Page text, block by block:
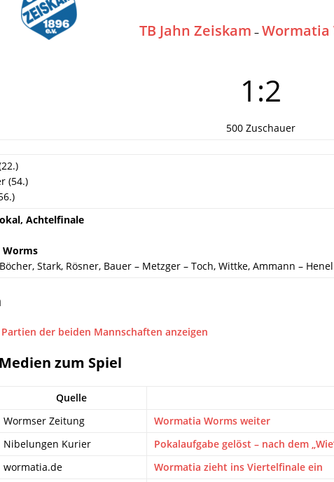
TB Jahn Zeiskam – Wormatia
1:2
500 Zuschauer
(54.)
Achtelfinale
Stark, Rösner, Bauer – Metzger – Toch, Wittke, Ammann –
der beiden Mannschaften anzeigen
zum Spiel
Quelle
Wormser Zeitung
Wormatia Worms weiter
Nibelungen Kurier
Pokalaufgabe gelöst – nach dem
wormatia.de Wormatia zieht ins Viertelfinale ein